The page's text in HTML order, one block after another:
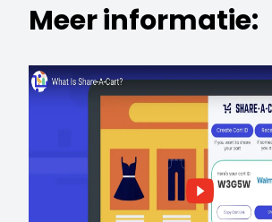
Meer informatie: